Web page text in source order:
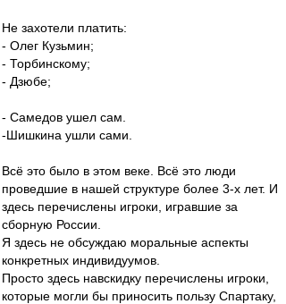
Не захотели платить:
- Олег Кузьмин;
- Торбинскому;
- Дзюбе;
- Самедов ушел сам.
-Шишкина ушли сами.
Всё это было в этом веке. Всё это люди
проведшие в нашей структуре более 3-х лет. И
здесь перечислены игроки, игравшие за
сборную России.
Я здесь не обсуждаю моральные аспекты
конкретных индивидуумов.
Просто здесь навскидку перечислены игроки,
которые могли бы приносить пользу Спартаку,